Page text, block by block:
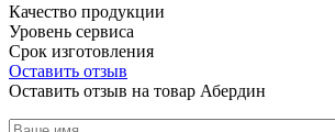
Качество продукции
Уровень сервиса
Срок изготовления
Оставить отзыв
Оставить отзыв на товар Абердин